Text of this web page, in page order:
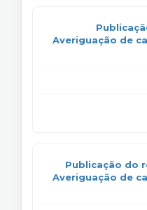
Averiguação de
Publicação do
Averiguação de